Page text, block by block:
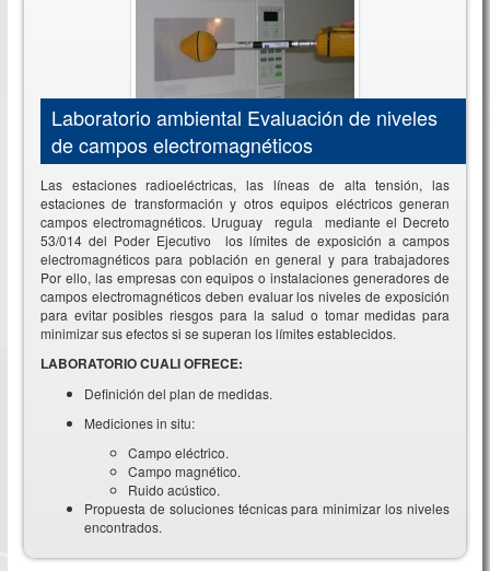
Laboratorio ambiental Evaluación de niveles
de campos electromagnéticos
Las estaciones radioeléctricas, las líneas de alta tensión, las
estaciones de transformación y otros equipos eléctricos generan
campos electromagnéticos. Uruguay regula mediante el Decreto
53/014 del Poder Ejecutivo los límites de exposición a campos
electromagnéticos para población en general y para trabajadores
Por ello, las empresas con equipos o instalaciones generadores de
campos electromagnéticos deben evaluar los niveles de exposición
para evitar posibles riesgos para la salud o tomar medidas para
minimizar sus efectos si se superan los límites establecidos.
LABORATORIO CUALI OFRECE:
Definición del plan de medidas.
Mediciones in situ:
Campo eléctrico.
Campo magnético.
Ruido acústico.
Propuesta de soluciones técnicas para minimizar los niveles
encontrados.